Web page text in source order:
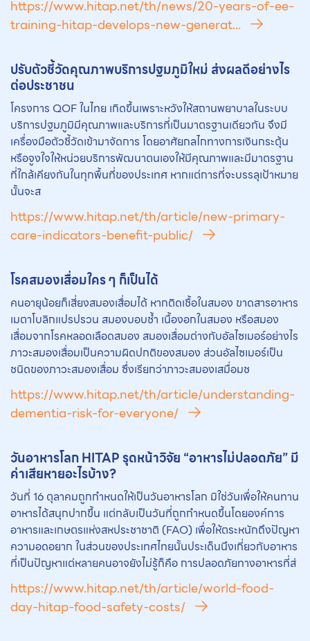
https://www.hitap.net/th/news/20-years-of-ee-
training-hitap-develops-new-generat...
ปรับตัวชี้วัดคุณภาพบริการปฐมภูมิใหม่ ส่งผลดีอย่างไร
ต่อประชาชน
โครงการ QOF ในไทย เกิดขึ้นเพราะหวังให้สถานพยาบาลในระบบ
บริการปฐมภูมิมีคุณภาพและบริการที่เป็นมาตรฐานเดียวกัน จึงมี
เครื่องมือตัวชี้วัดเข้ามาจัดการ โดยอาศัยกลไกทางการเงินกระตุ้น
หรือจูงใจให้หน่วยบริการพัฒนาตนเองให้มีคุณภาพและมีมาตรฐาน
ที่ใกล้เคียงกันในทุกพื้นที่ของประเทศ หากแต่การที่จะบรรลุเป้าหมาย
นั้นจะส
https://www.hitap.net/th/article/new-primary-
care-indicators-benefit-public/
โรคสมองเสื่อมใคร ๆ ก็เป็นได้
คนอายุน้อยก็เสี่ยงสมองเสื่อมได้ หากติดเชื้อในสมอง ขาดสารอาหาร
เมตาโบลิกแปรปรวน สมองบอบช้ำ เนื้องอกในสมอง หรือสมอง
เสื่อมจากโรคหลอดเลือดสมอง สมองเสื่อมต่างกับอัลไซเมอร์อย่างไร
ภาวะสมองเสื่อมเป็นความผิดปกติของสมอง ส่วนอัลไซเมอร์เป็น
ชนิดของภาวะสมองเสื่อม ซึ่งเรียกว่าภาวะสมองเสมื่อมช
https://www.hitap.net/th/article/understanding-
dementia-risk-for-everyone/
วันอาหารโลก HITAP รุดหน้าวิจัย “อาหารไม่ปลอดภัย” มี
ค่าเสียหายอะไรบ้าง?
วันที่ 16 ตุลาคมถูกกำหนดให้เป็นวันอาหารโลก มิใช่วันเพื่อให้คนทาน
อาหารได้สนุกปากขึ้น แต่กลับเป็นวันที่ถูกกำหนดขึ้นโดยองค์การ
อาหารและเกษตรแห่งสหประชาชาติ (FAO) เพื่อให้ตระหนักถึงปัญหา
ความอดอยาก ในส่วนของประเทศไทยนั้นประเด็นนึงเกี่ยวกับอาหาร
ที่เป็นปัญหาแต่หลายคนอาจยังไม่รู้ก็คือ การปลอดภัยทางอาหารที่ส่
https://www.hitap.net/th/article/world-food-
day-hitap-food-safety-costs/